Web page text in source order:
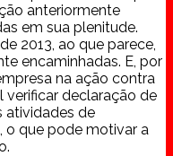
anteriormente
em sua plenitude.
2013, ao que parece,
encaminhadas. E, por
na ação contra
verificar declaração de
atividades de
o que pode motivar a